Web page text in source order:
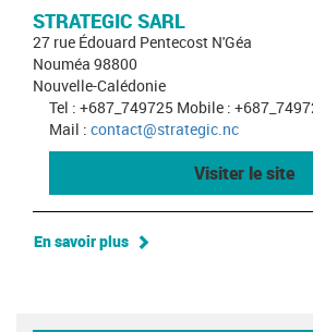
STRATEGIC SARL
27 rue Édouard Pentecost N'Géa
Nouméa 98800
Nouvelle-Calédonie
Tel : +687_749725 Mobile :
Mail : contact@strategic.nc
Visiter le site
En savoir plus